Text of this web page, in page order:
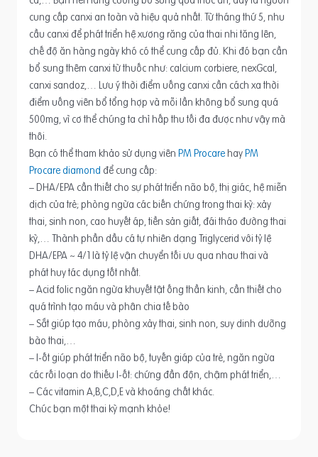
cung cấp canxi an toàn và hiệu quả nhất. Từ tháng thứ 5, nhu
cầu canxi để phát triển hệ xương răng của thai nhi tăng lên,
chế độ ăn hàng ngày khó có thể cung cấp đủ. Khi đó bạn cần
bổ sung thêm canxi từ thuốc như: calcium corbiere, nexGcal,
canxi sandoz,… Lưu ý thời điểm uống canxi cần cách xa thời
điểm uống viên bổ tổng hợp và mỗi lần không bổ sung quá
500mg, vì cơ thể chúng ta chỉ hấp thu tối đa được như vậy mà
thôi.
Bạn có thể tham khảo sử dụng viên PM ProcarehayPM
Procare diamond để cung cấp:
– DHA/EPA cần thiết cho sự phát triển não bộ, thị giác, hệ miễn
dịch của trẻ; phòng ngừa các biến chứng trong thai kỳ: xảy
thai, sinh non, cao huyết áp, tiền sản giất, đái tháo đường thai
kỳ,… Thành phần dầu cá tự nhiên dạng Triglycerid với tỷ lệ
DHA/EPA ~ 4/1 là tỷ lệ vận chuyển tối ưu qua nhau thai và
phát huy tác dụng tốt nhất.
– Acid folic ngăn ngừa khuyết tật ống thần kinh, cần thiết cho
quá trình tạo máu và phân chia tế bào
– Sắt giúp tạo máu, phòng xảy thai, sinh non, suy dinh dưỡng
bào thai,…
– I-ốt giúp phát triển não bộ, tuyến giáp của trẻ, ngăn ngừa
các rối loạn do thiếu I-ốt: chứng đần độn, chậm phát triển,…
– Các vitamin A,B,C,D,E và khoáng chất khác.
Chúc bạn một thai kỳ mạnh khỏe!